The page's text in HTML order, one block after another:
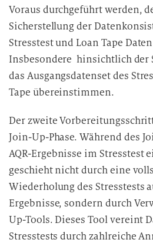
Voraus durchgeführt werden,
Sicherstellung der
Stresstest und Loan Tape
Insbesondere hinsichtlich der
das Ausgangsdatenset des
Tape übereinstimmen.
Der zweite
Join-Up-Phase. Während des
AQR-Ergebnisse im Stresstest
geschieht nicht durch eine
Wiederholung des Stresstests
Ergebnisse, sondern durch
Up-Tools. Dieses Tool vereint
Stresstests durch zahlreiche